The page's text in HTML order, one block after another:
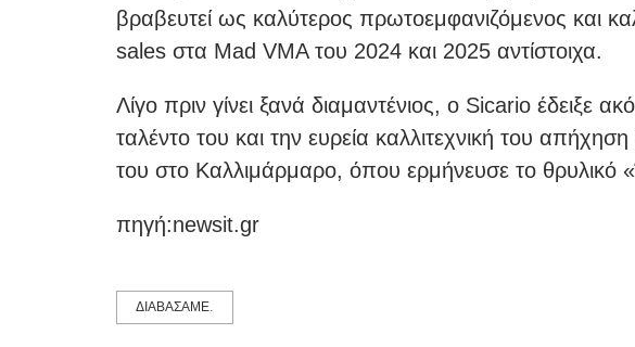
βραβευτεί ως καλύτερος πρωτοεμφανιζόμενος και
sales στα Mad VMA του 2024 και 2025 αντίστοιχα.
Λίγο πριν γίνει ξανά διαμαντένιος, ο Sicario έδειξε
ταλέντο του και την ευρεία καλλιτεχνική του
του στο Καλλιμάρμαρο, όπου ερμήνευσε το θρυλικό
πηγή:newsit.gr
ΔΙΑΒΑΣΑΜΕ.